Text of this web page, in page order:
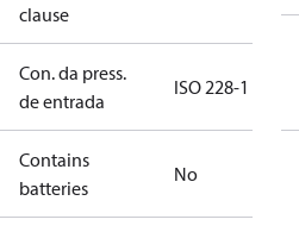
clause
Con. da press.
de entrada
ISO 228-1
Contains
batteries
No